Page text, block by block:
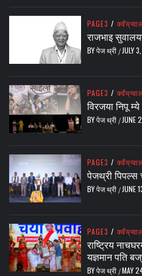
PAGE3 /
राजभाइ
BYपेज थ्री / JULY
PAGE3 /
विरजया निपू
BYपेज थ्री / JUNE
PAGE3 /
पेजथ्री पिपल्स
BYपेज थ्री / JUNE
PAGE3 /
राष्ट्रिय
यज्ञमान पति
BYपेज थ्री /MAY